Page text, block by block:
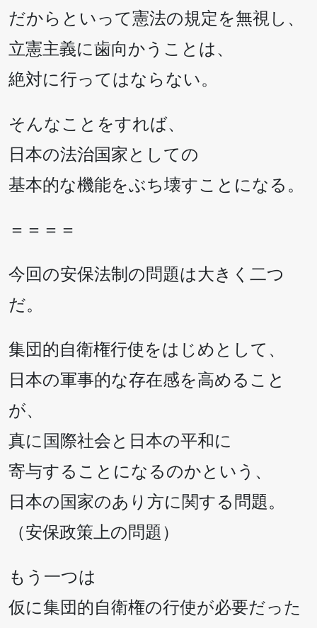
だからといって憲法の規定を無視し、
立憲主義に歯向かうことは、
絶対に行ってはならない。
そんなことをすれば、
日本の法治国家としての
基本的な機能をぶち壊すことになる。
＝＝＝＝
今回の安保法制の問題は大きく二つ
だ。
集団的自衛権行使をはじめとして、
日本の軍事的な存在感を高めること
が、
真に国際社会と日本の平和に
寄与することになるのかという、
日本の国家のあり方に関する問題。
（安保政策上の問題）
もう一つは
仮に集団的自衛権の行使が必要だった